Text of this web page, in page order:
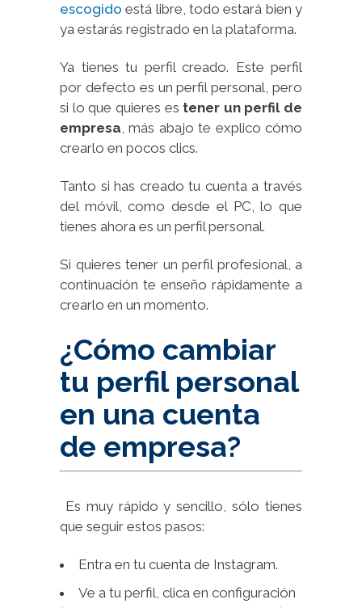
escogido está libre, todo estará bien y
ya estarás registrado en la plataforma.
Ya tienes tu perfil creado. Este perfil
por defecto es un perfil personal, pero
si lo que quieres es tener un perfil de
empresa, más abajo te explico cómo
crearlo en pocos clics.
Tanto si has creado tu cuenta a través
del móvil, como desde el PC, lo que
tienes ahora es un perfil personal.
Si quieres tener un perfil profesional, a
continuación te enseño rápidamente a
crearlo en un momento.
¿Cómo cambiar
tu perfil personal
en una cuenta
de empresa?
Es muy rápido y sencillo, sólo tienes
que seguir estos pasos:
Entra en tu cuenta de Instagram.
Ve a tu perfil, clica en configuración